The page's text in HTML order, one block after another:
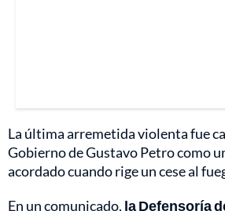
La última arremetida violenta fue
Gobierno de Gustavo Petro como
acordado cuando rige un cese al
En un comunicado, la Defensoría